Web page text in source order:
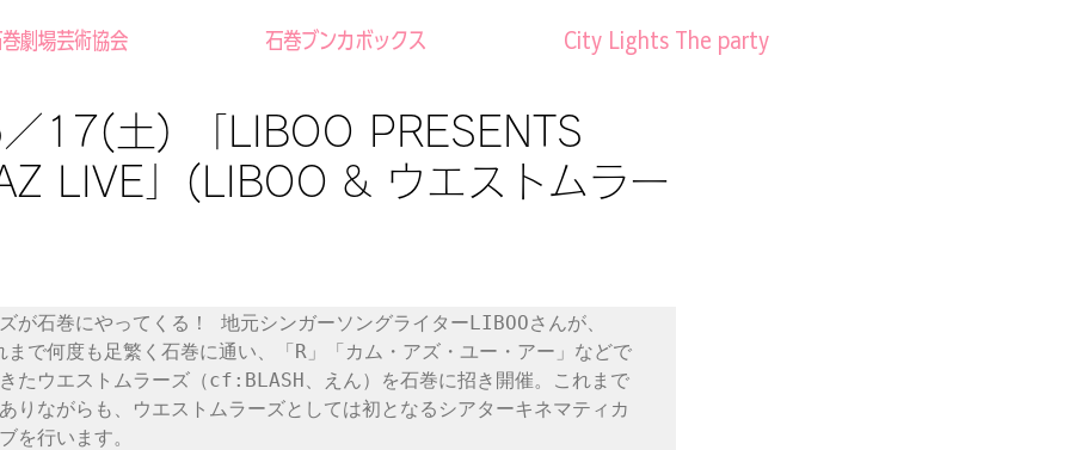
劇場芸術協会 石巻ブンカボックス City Lights The party
／17(土) 「LIBOO PRESENTS
LIVE」(LIBOO & ウエストムラー
が石巻にやってくる！ 地元シンガーソングライターLIBOOさんが、
で何度も足繁く石巻に通い、「R」「カム・アズ・ユー・アー」などで
たウエストムラーズ（cf:BLASH、えん）を石巻に招き開催。これまで
りながらも、ウエストムラーズとしては初となるシアターキネマティカ
を行います。